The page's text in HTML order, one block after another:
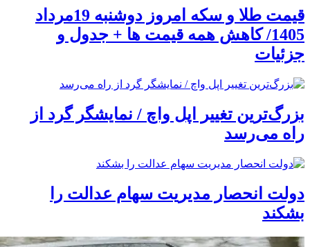
قیمت طلا و سکه امروز دوشنبه 19مرداد
1405/ کاهش همه قیمت ها + جدول و
جزئیات
بزرگ‌ترین تغییر اپل واچ / نمایشگر گرد از
راه می‌رسد
دولت انحصار مدیریت سهام عدالت را
بشکند